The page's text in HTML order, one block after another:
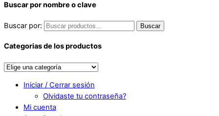
Buscar por nombre o clave
Buscar por: Buscar
Categorias de los productos
Iniciar / Cerrar sesión
Olvidaste tu contraseña?
Mi cuenta